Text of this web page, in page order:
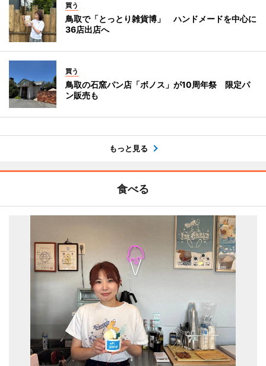
買う
鳥取で「とっとり雑貨博」 ハンドメードを中心に
36店出店へ
買う
鳥取の石窯パン店「ボノス」が10周年祭 限定パ
ン販売も
もっと見る
食べる